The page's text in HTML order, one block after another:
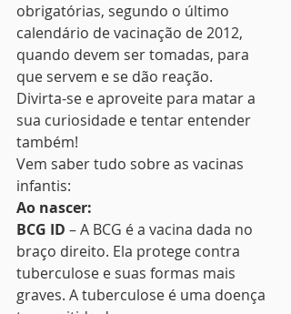
obrigatórias, segundo o último
calendário de vacinação de 2012,
quando devem ser tomadas, para
que servem e se dão reação.
Divirta-se e aproveite para matar a
sua curiosidade e tentar entender
também!
Vem saber tudo sobre as vacinas
infantis:
Ao nascer:
BCG ID – A BCG é a vacina dada no
braço direito. Ela protege contra
tuberculose e suas formas mais
graves. A tuberculose é uma doença